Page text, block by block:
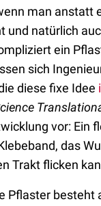
man anstatt
und natürlich
ein
sich
diese fixe Idee
vor: Ein
das
Trakt flicken
Pflaster besteht